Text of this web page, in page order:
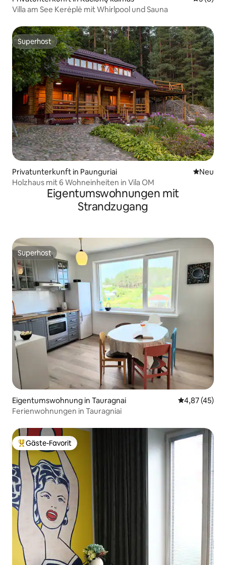
Villa am See Kerėplė mit Whirlpool und Sauna
Superhost
Superhost
Privatunterkunft in Paunguriai Neue
Neu
Holzhaus mit 6 Wohneinheiten in Vila OM
Eigentumswohnungen mit
Strandzugang
Superhost
Superhost
Eigentumswohnung in Tauragnai
4,87 (45)
Ferienwohnungen in Tauragniai
Beliebter Gäste-Favorit.
Gäste-Favorit